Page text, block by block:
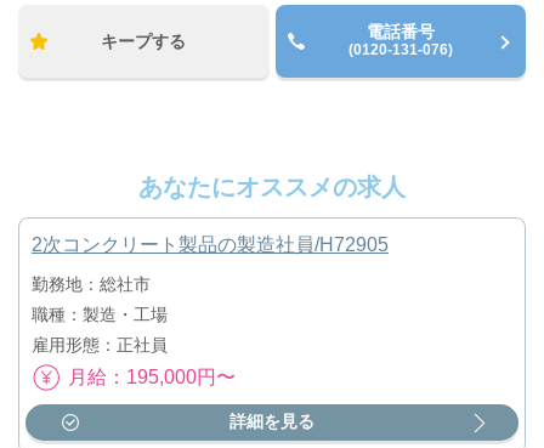
キープする 電話番号
(0120-131-076)
あなたにオススメの求人
2次コンクリート製品の製造社員/H72905
勤務地：総社市
職種：製造・工場
雇用形態：正社員
月給：195,000円〜
詳細を見る